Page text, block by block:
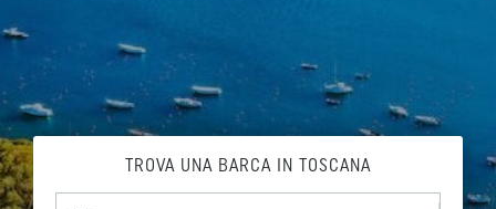
TROVA UNA BARCA IN TOSCANA